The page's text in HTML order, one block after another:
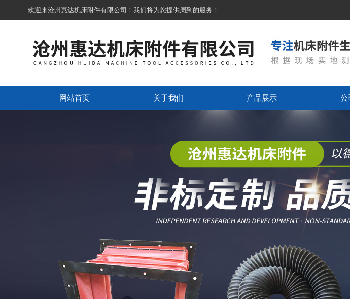
欢迎来沧州惠达机床附件有限公司！我们将为您提供周到的服务！
网站首页 关于我们 产品展示 公